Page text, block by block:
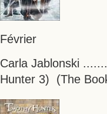
Février
Carla Jablonski
Hunter 3) (The